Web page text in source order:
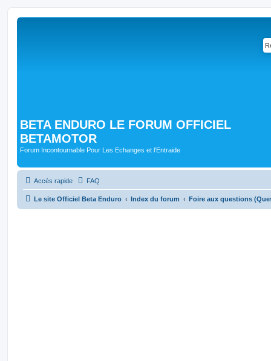
BETA ENDURO LE FORUM OFFICIEL
BETAMOTOR
Forum Incontournable Pour Les Echanges et l'Entraide
Accès rapide FAQ
Le site Officiel Beta Enduro Index du forum Foire aux questions